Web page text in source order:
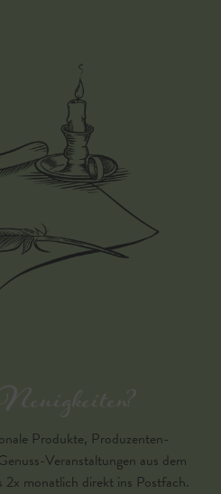
Produkte, Produzenten-
Veranstaltungen aus dem
2x monatlich direkt ins Postfach.